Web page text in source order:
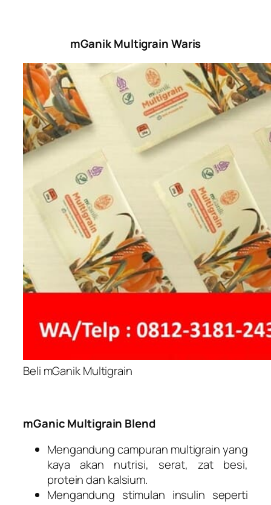
mGanik Multigrain Waris
Beli mGanik Multigrain
mGanic Multigrain Blend
Mengandung campuran multigrain yang
kaya akan nutrisi, serat, zat besi,
protein dan kalsium.
Mengandung stimulan insulin seperti